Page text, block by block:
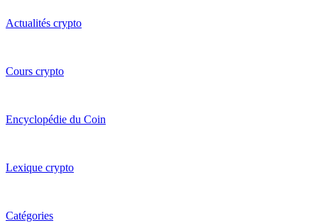
Actualités crypto
Cours crypto
Encyclopédie du Coin
Lexique crypto
Catégories